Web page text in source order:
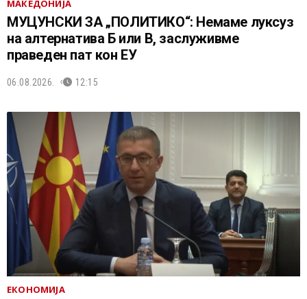
МАКЕДОНИЈА
МУЦУНСКИ ЗА „ПОЛИТИКО“: Немаме луксуз
на алтернатива Б или В, заслуживме
праведен пат кон ЕУ
06.08.2026. 12:15
ЕКОНОМИЈА